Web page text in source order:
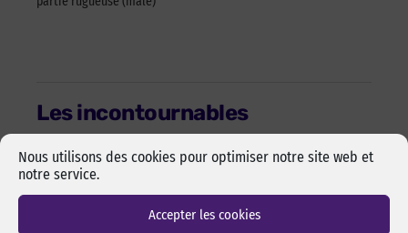
Nous utilisons des cookies pour optimiser notre site web et
notre service.
Accepter les cookies
Les incontournables